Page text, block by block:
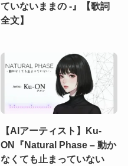
ていないままの -』【歌詞
全文】
【AIアーティスト】Ku-
ON『Natural Phase – 動か
なくても止まっていない